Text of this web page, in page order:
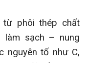
từ phôi thép chất
làm sạch – nung
nguyên tố như C,